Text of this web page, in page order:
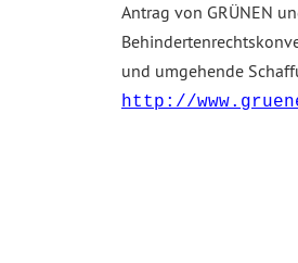
Antrag von GRÜNEN
und umgehende
http://